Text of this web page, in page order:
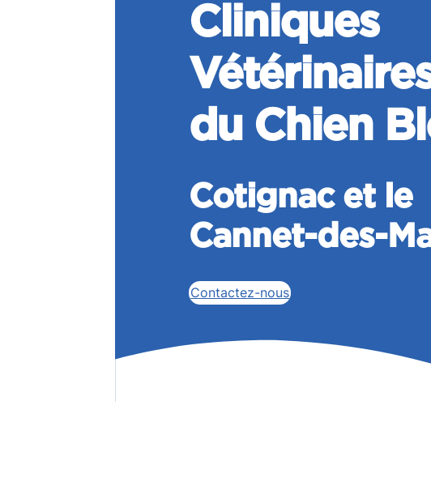
Cliniques
du Chien
Cotignac et le
Cannet-des-
Contactez-nous